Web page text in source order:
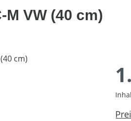
M VW (40 cm)